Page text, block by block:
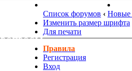
НОВОСТИ НАУКИ
Список форумов ‹ Новые
Изменить размер шрифта
Для печати
Правила
Регистрация
Вход